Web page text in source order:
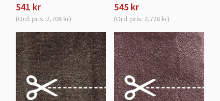
541 kr
(Ord. pris: 2,708 kr)
545 kr
(Ord. pris: 2,728 kr)